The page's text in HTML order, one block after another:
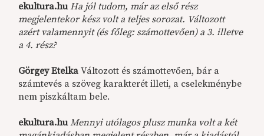
ekultura.hu Ha jól tudom, már az első rész
megjelentekor kész volt a teljes sorozat. Változott
azért valamennyit (és főleg: számottevően) a 3. illetve
a 4. rész?
Görgey Etelka Változott és számottevően, bár a
számtevés a szöveg karakterét illeti, a cselekménybe
nem piszkáltam bele.
ekultura.hu Mennyi utólagos plusz munka volt a két